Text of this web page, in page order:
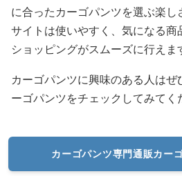
に合ったカーゴパンツを選ぶ楽し
サイトは使いやすく、気になる商
ショッピングがスムーズに行えま
カーゴパンツに興味のある人はぜ
ーゴパンツをチェックしてみてく
カーゴパンツ専門通販カー